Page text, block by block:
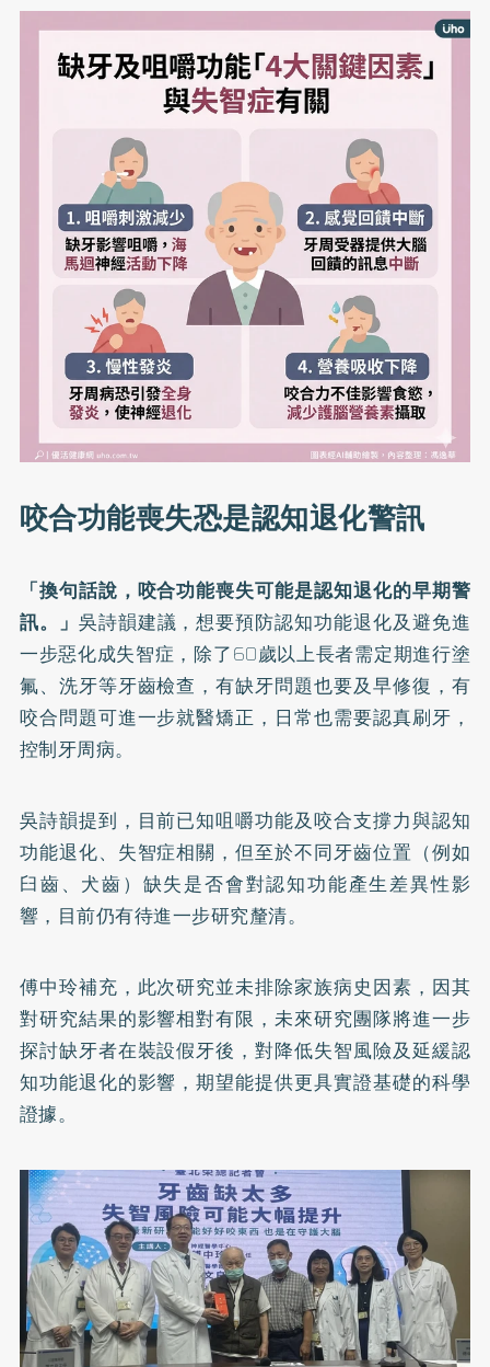
咬合功能喪失恐是認知退化警訊
「換句話說，咬合功能喪失可能是認知退化的早期警
訊。」 吳詩韻建議，想要預防認知功能退化及避免進
一步惡化成失智症，除了60歲以上長者需定期進行塗
氟、洗牙等牙齒檢查，有缺牙問題也要及早修復，有
咬合問題可進一步就醫矯正，日常也需要認真刷牙，
控制牙周病。
吳詩韻提到，目前已知咀嚼功能及咬合支撐力與認知
功能退化、失智症相關，但至於不同牙齒位置（例如
臼齒、犬齒）缺失是否會對認知功能產生差異性影
響，目前仍有待進一步研究釐清。
傅中玲補充，此次研究並未排除家族病史因素，因其
對研究結果的影響相對有限，未來研究團隊將進一步
探討缺牙者在裝設假牙後，對降低失智風險及延緩認
知功能退化的影響，期望能提供更具實證基礎的科學
證據。